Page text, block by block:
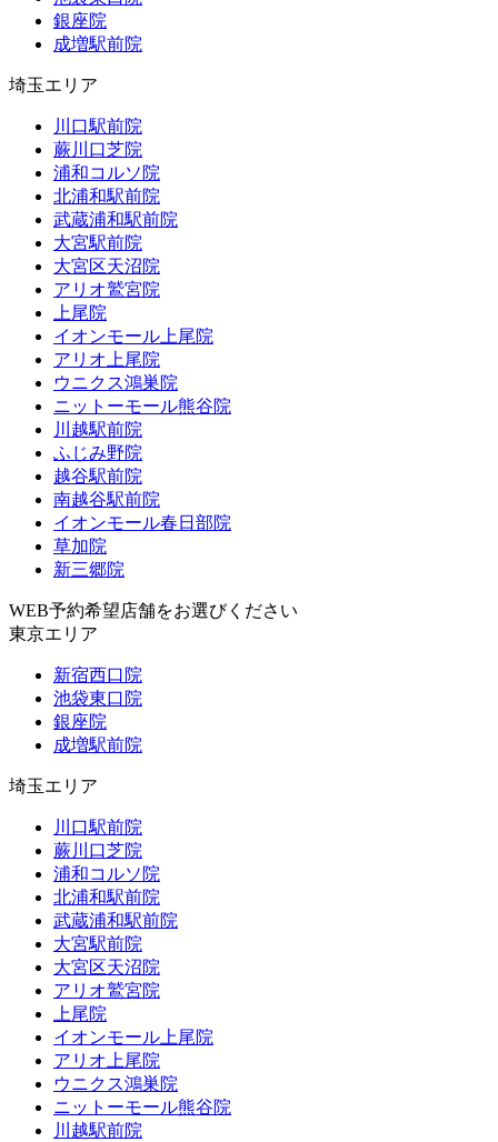
銀座院
成増駅前院
埼玉エリア
川口駅前院
蕨川口芝院
浦和コルソ院
北浦和駅前院
武蔵浦和駅前院
大宮駅前院
大宮区天沼院
アリオ鷲宮院
上尾院
イオンモール上尾院
アリオ上尾院
ウニクス鴻巣院
ニットーモール熊谷院
川越駅前院
ふじみ野院
越谷駅前院
南越谷駅前院
イオンモール春日部院
草加院
新三郷院
WEB予約希望店舗をお選びください
東京エリア
新宿西口院
池袋東口院
銀座院
成増駅前院
埼玉エリア
川口駅前院
蕨川口芝院
浦和コルソ院
北浦和駅前院
武蔵浦和駅前院
大宮駅前院
大宮区天沼院
アリオ鷲宮院
上尾院
イオンモール上尾院
アリオ上尾院
ウニクス鴻巣院
ニットーモール熊谷院
川越駅前院